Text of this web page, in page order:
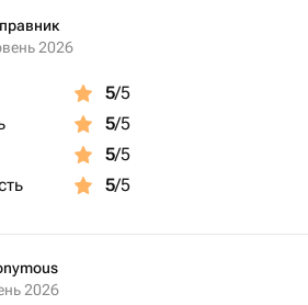
2026
5/5
5/5
5/5
5/5
2026